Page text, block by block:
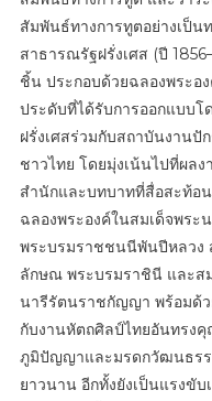
สัมพันธ์ทางการทูตอย่างเป็น
สาธารณรัฐฝรั่งเศส (ปี
ชิ้น ประกอบด้วยฉลองพระอ
ประดับที่ได้รับการออกแบบ
ฝรั่งเศสร่วมกับสถาบันงานปั
ชาวไทย โดยมุ่งเน้นไปที่ผล
สำนักและบทบาทที่สื่อสะท้อ
ฉลองพระองค์ในสมเด็จพระ
พระบรมราชชนนีพันปีหลวง
ลักษณ พระบรมราชินี และส
นารีรัตนราชกัญญา พร้อมด้
กับงานหัตถศิลป์ไทยอันทรง
ภูมิปัญญาและมรดกวัฒนธรร
ยาวนาน อีกทั้งยังเป็นแรงขั